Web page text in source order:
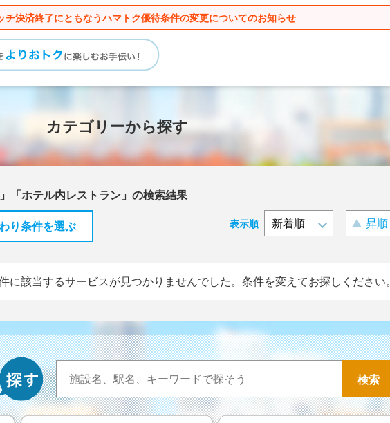
チ決済終了にともなうハマトク優待条件の変更についてのお知らせ
カテゴリーから探す
「ホテル内レストラン」の検索結果
り条件を選ぶ 表示順 昇順
該当するサービスが見つかりませんでした。条件を変えてお探しください。